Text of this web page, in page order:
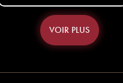
VOIR PLUS